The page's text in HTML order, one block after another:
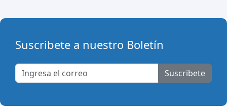
Suscribete a nuestro Boletín
Suscribete